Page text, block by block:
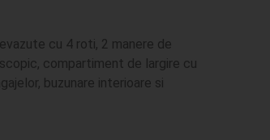
cu 4 roti, 2 manere de
compartiment de largire cu
buzunare interioare si